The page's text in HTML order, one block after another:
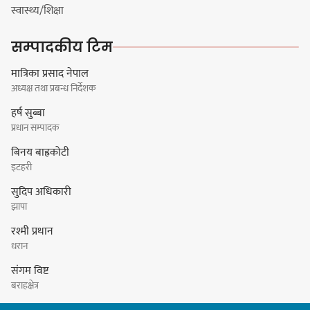
स्वास्थ्य/शिक्षा
सम्पादकीय टिम
मात्रिका प्रसाद नेपाल
अध्यक्ष तथा प्रबन्ध निर्देशक
हर्ष सुब्बा
प्रधान सम्पादक
बिनय बाह्रकोटी
इटहरी
सुदिप अधिकारी
झापा
रश्मी प्रधान
धरान
संगम विष्ट
बराहक्षेत्र